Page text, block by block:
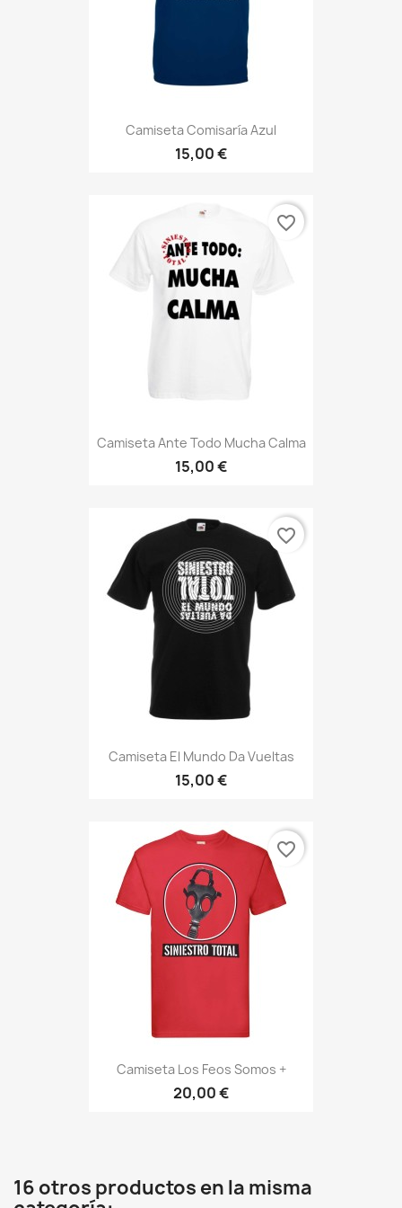
Camiseta Comisaría Azul
15,00 €
Camiseta Ante Todo Mucha Calma
15,00 €
favorite_border
Camiseta El Mundo Da Vueltas
15,00 €
favorite_border
Camiseta Los Feos Somos +
20,00 €
favorite_border
16 otros productos en la misma